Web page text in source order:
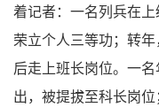
着记者：一名列兵在
荣立个人三等功；转
后走上班长岗位。一
出，被提拔至科长岗